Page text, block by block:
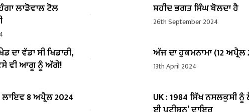
ਲਾਡੋਵਾਲ ਟੋਲ
ਸ਼ਹੀਦ ਭਗਤ ਸਿੰਘ ਬੋਲਦਾ ਹੈ
26th September 2024
ਦਾ ਵੱਡਾ ਸੀ ਖਿਡਾਰੀ,
ਵੀ ਆਗੂ ਨੂੰ ਅੱਗੇ!
ਅੱਜ ਦਾ ਹੁਕਮਨਾਮਾ (12 ਅਪ੍ਰੈਲ
13th April 2024
8 ਅਪ੍ਰੈਲ 2024
UK : 1984 ਸਿੱਖ ਨਸਲਕੁਸ਼ੀ ਨੂੰ